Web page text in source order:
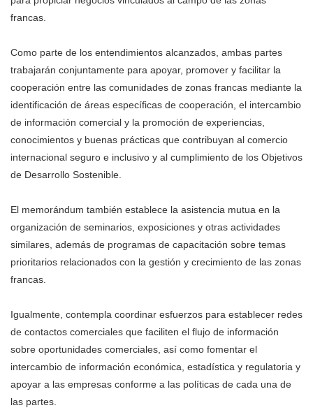
francas.
Como parte de los entendimientos alcanzados, ambas partes
trabajarán conjuntamente para apoyar, promover y facilitar la
cooperación entre las comunidades de zonas francas mediante la
identificación de áreas específicas de cooperación, el intercambio
de información comercial y la promoción de experiencias,
conocimientos y buenas prácticas que contribuyan al comercio
internacional seguro e inclusivo y al cumplimiento de los Objetivos
de Desarrollo Sostenible.
El memorándum también establece la asistencia mutua en la
organización de seminarios, exposiciones y otras actividades
similares, además de programas de capacitación sobre temas
prioritarios relacionados con la gestión y crecimiento de las zonas
francas.
Igualmente, contempla coordinar esfuerzos para establecer redes
de contactos comerciales que faciliten el flujo de información
sobre oportunidades comerciales, así como fomentar el
intercambio de información económica, estadística y regulatoria y
apoyar a las empresas conforme a las políticas de cada una de
las partes.